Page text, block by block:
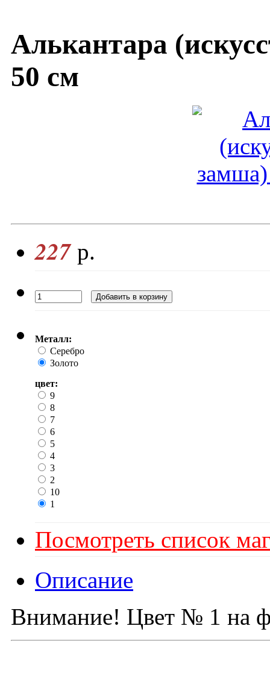
Алькантара
50 см
227р.
Металл:
Серебро
Золото
цвет:
9
8
7
6
5
4
3
2
10
1
Посмотреть список
Описание
Внимание! Цвет № 1 на